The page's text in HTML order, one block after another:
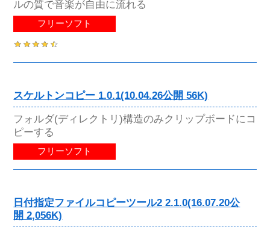
ルの質で音楽が自由に流れる
フリーソフト
スケルトンコピー 1.0.1(10.04.26公開 56K)
フォルダ(ディレクトリ)構造のみクリップボードにコ
ピーする
フリーソフト
日付指定ファイルコピーツール2 2.1.0(16.07.20公
開 2,056K)